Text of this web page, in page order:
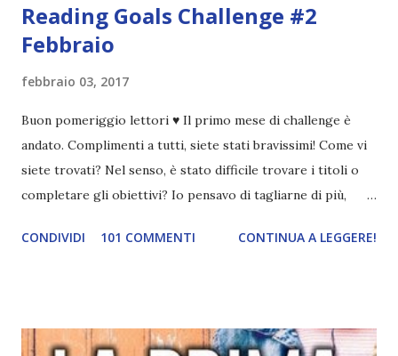
Reading Goals Challenge #2
Febbraio
febbraio 03, 2017
Buon pomeriggio lettori ♥ Il primo mese di challenge è
andato. Complimenti a tutti, siete stati bravissimi! Come vi
siete trovati? Nel senso, è stato difficile trovare i titoli o
completare gli obiettivi? Io pensavo di tagliarne di più,
Ad ogni modo ne ho spuntati cinque, più di quanti pensassi,
Frankenstein Un libro ambientato in Germania \
CONDIVIDI 101 COMMENTI CONTINUA A LEGGERE!